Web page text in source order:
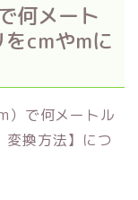
何メート
cmやmに
）で何メートル
換方法】につ